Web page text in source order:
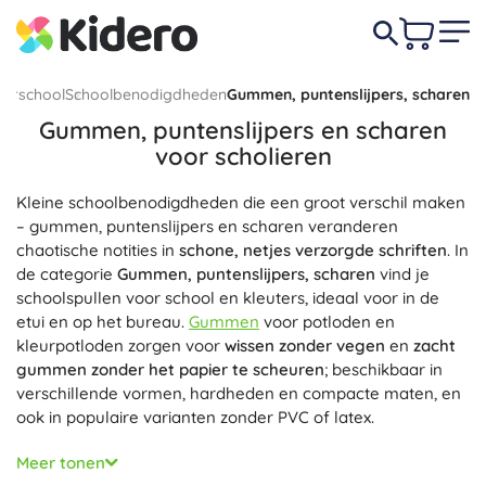
SchoolbenodigdhedenGummen, puntenslijpers, scharen
Gummen, puntenslijpers en scharen
voor scholieren
Kleine schoolbenodigdheden die een groot verschil maken
– gummen, puntenslijpers en scharen veranderen
chaotische notities in schone, netjes verzorgde schriften. In
de categorie Gummen, puntenslijpers, scharen vind je
schoolspullen voor school en kleuters, ideaal voor in de
etui en op het bureau. Gummen voor potloden en
kleurpotloden zorgen voor wissen zonder vegen en zacht
gummen zonder het papier te scheuren; beschikbaar in
verschillende vormen, hardheden en compacte maten, en
ook in populaire varianten zonder PVC of latex.
Voor perfect geslepen potloden zijn er
scherpe messen
Meer tonen